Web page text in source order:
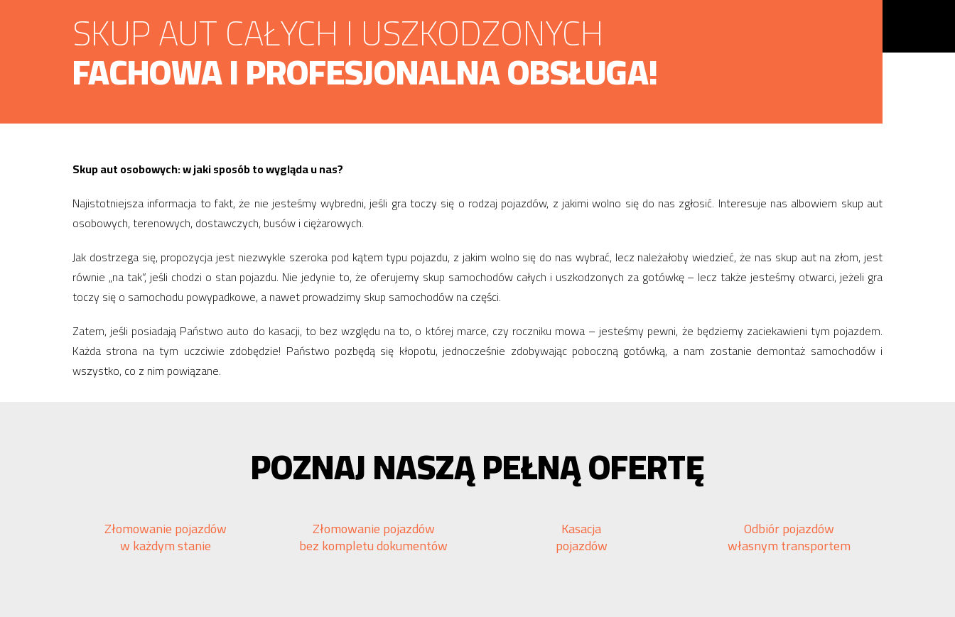
SKUP AUT CAŁYCH I USZKODZONYCH
FACHOWA I PROFESJONALNA OBSŁUGA!
Skup aut osobowych: w jaki sposób to wygląda u nas?
Najistotniejsza informacja to fakt, że nie jesteśmy wybredni, jeśli gra toczy się o rodzaj pojazdów, z jakimi wolno się do nas zgłosić. Interesuje nas albowiem skup aut
osobowych, terenowych, dostawczych, busów i ciężarowych.
Jak dostrzega się, propozycja jest niezwykle szeroka pod kątem typu pojazdu, z jakim wolno się do nas wybrać, lecz należałoby wiedzieć, że nas skup aut na złom, jest
równie „na tak”, jeśli chodzi o stan pojazdu. Nie jedynie to, że oferujemy skup samochodów całych i uszkodzonych za gotówkę – lecz także jesteśmy otwarci, jeżeli gra
toczy się o samochodu powypadkowe, a nawet prowadzimy skup samochodów na części.
Zatem, jeśli posiadają Państwo auto do kasacji, to bez względu na to, o której marce, czy roczniku mowa – jesteśmy pewni, że będziemy zaciekawieni tym pojazdem.
Każda strona na tym uczciwie zdobędzie! Państwo pozbędą się kłopotu, jednocześnie zdobywając poboczną gotówką, a nam zostanie demontaż samochodów i
wszystko, co z nim powiązane.
POZNAJ NASZĄ PEŁNĄ OFERTĘ
Złomowanie pojazdów
w każdym stanie
Złomowanie pojazdów
bez kompletu dokumentów
Kasacja
pojazdów
Odbiór pojazdów
własnym transportem